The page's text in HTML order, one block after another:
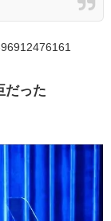
だった